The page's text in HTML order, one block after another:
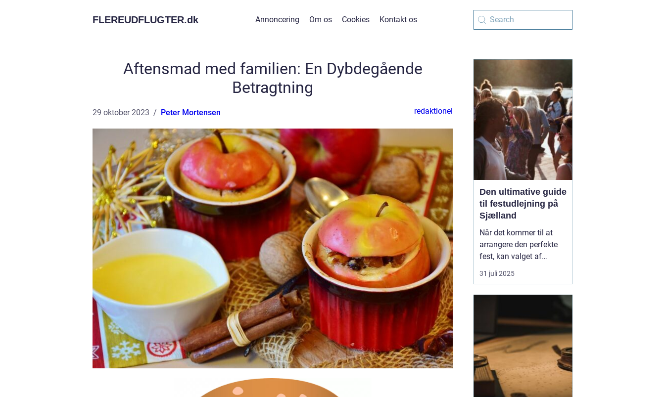
FLEREUDFLUGTER.dk Annoncering Om os Cookies Kontakt os
Aftensmad med familien: En Dybdegående
Betragtning
29 oktober 2023 Peter Mortensen redaktionel
Den ultimative guide
til festudlejning på
Sjælland
Når det kommer til at
arrangere den perfekte
fest, kan valget af
festudlejning være en
afgørende faktor for
uforglemmelige
firmaarrangementer har
festudlejning hurtigt
udviklet...
31 juli 2025